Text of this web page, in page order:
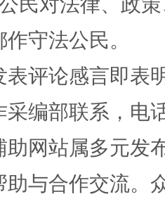
超标问题” 法
守法公民。
表评论感言即表
采编部联系，电
助网站属多元发
助与合作交流。